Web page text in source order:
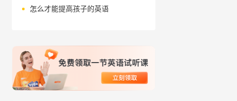
怎么才能提高孩子的英语